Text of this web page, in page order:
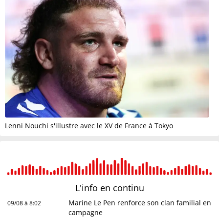
Lenni Nouchi s'illustre avec le XV de France à Tokyo
L'info en continu
09/08 à 8:02
Marine Le Pen renforce son clan familial en
campagne